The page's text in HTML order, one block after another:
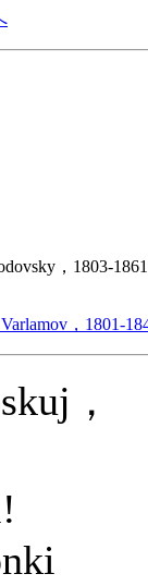
，1803-
，1801-
，